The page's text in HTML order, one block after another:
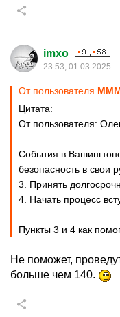
imxo
23:53, 01.03.2025
От пользователя
Цитата:
От пользователя:
События в
безопасность в свои
3. Принять
4. Начать процесс
Пункты 3 и 4 как
Не поможет,
больше чем 140.